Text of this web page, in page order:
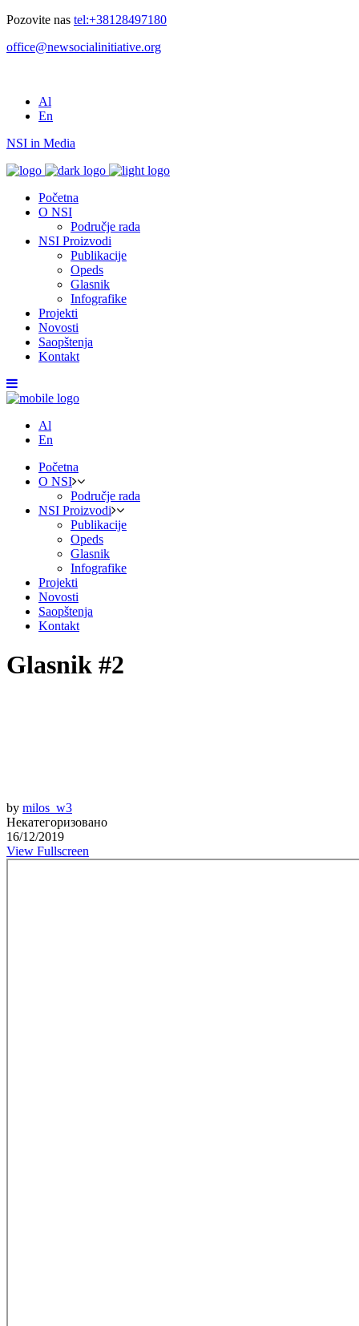
Pozovite nas tel:+38128497180
office@newsocialinitiative.org
Al
En
NSI in Media
Početna
O NSI
Područje rada
NSI Proizvodi
Publikacije
Opeds
Glasnik
Infografike
Projekti
Novosti
Saopštenja
Kontakt
Al
En
Početna
O NSI
Područje rada
NSI Proizvodi
Publikacije
Opeds
Glasnik
Infografike
Projekti
Novosti
Saopštenja
Kontakt
Glasnik #2
by milos_w3
Некатегоризовано
16/12/2019
View Fullscreen